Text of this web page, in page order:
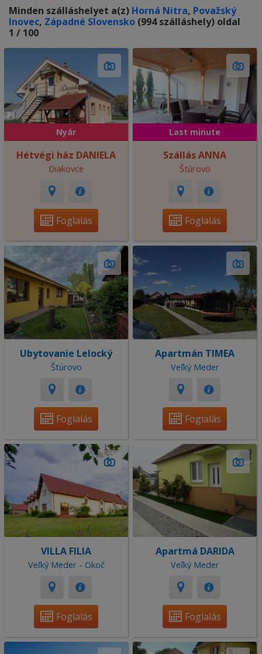
Minden szálláshelyet a(z) Horná Nitra, Považský
Inovec, Západné Slovensko (994 szálláshely) oldal
1 / 100
Nyár
Hétvégi ház DANIELA
Diakovce
Foglalás
Last minute
Szállás ANNA
Štúrovo
Foglalás
Ubytovanie Lelocký
Štúrovo
Foglalás
Apartmán TIMEA
Veľký Meder
Foglalás
VILLA FILIA
Veľký Meder - Okoč
Foglalás
Apartmá DARIDA
Veľký Meder
Foglalás